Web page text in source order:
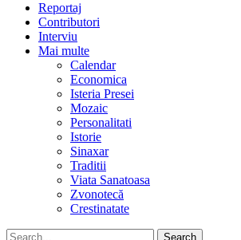
Reportaj
Contributori
Interviu
Mai multe
Calendar
Economica
Isteria Presei
Mozaic
Personalitati
Istorie
Sinaxar
Traditii
Viata Sanatoasa
Zvonotecă
Crestinatate